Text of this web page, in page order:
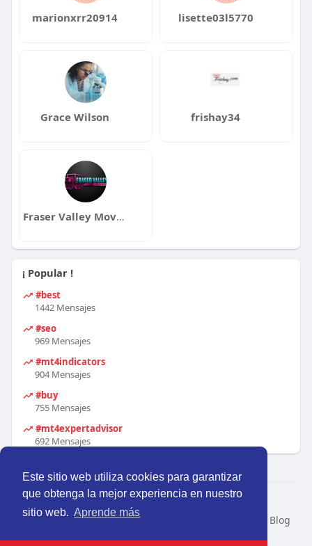
Este sitio web utiliza cookies para garantizar
que obtenga la mejor experiencia en nuestro
sitio web. Aprende más
marionxrr20914 lisette03l5770
Grace Wilson frishay34
Fraser Valley Movers and Storage
¡ Popular !
#best
1442 Mensajes
#seo
969 Mensajes
#mt4indicators
904 Mensajes
#buy
755 Mensajes
#mt4expertadvisor
692 Mensajes
© 2026 Perú Activo
Inicio
Nosotros Contacto
Blog